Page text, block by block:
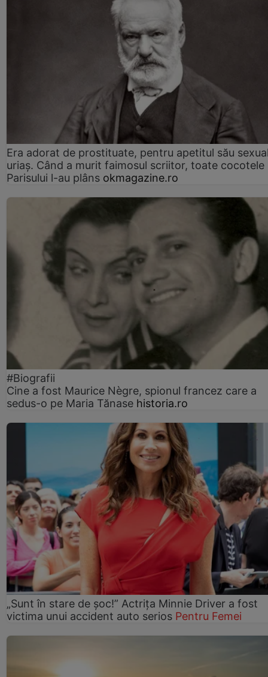
Era adorat de prostituate, pentru apetitul său
uriaș. Când a murit faimosul scriitor, toate cocotele
Parisului l-au plâns okmagazine.ro
#Biografii
Cine a fost Maurice Nègre, spionul francez care a
sedus-o pe Maria Tănase historia.ro
„Sunt în stare de șoc!” Actrița Minnie Driver a fost
victima unui accident auto serios Pentru Femei